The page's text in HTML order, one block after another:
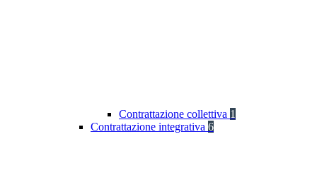
Contrattazione collettiva 1
Contrattazione integrativa 6